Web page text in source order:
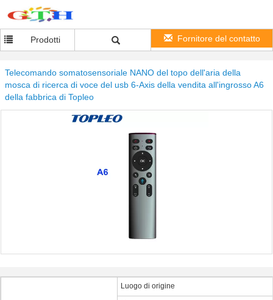
Prodotti Fornitore del contatto
Telecomando somatosensoriale NANO del topo dell'aria della
mosca di ricerca di voce del usb 6-Axis della vendita all'ingrosso A6
della fabbrica di Topleo
Luogo di origine